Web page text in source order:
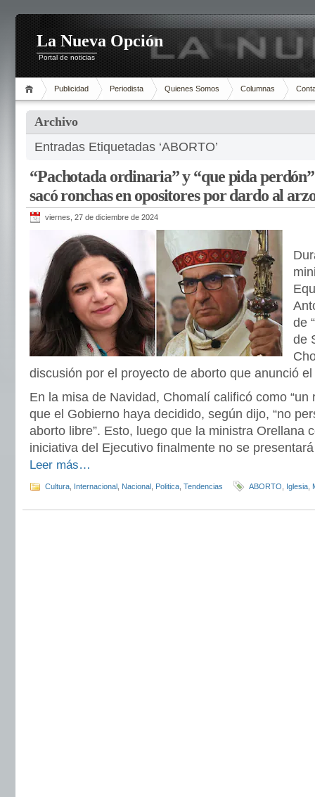
La Nueva Opción
Portal de noticias
Publicidad Periodista Quienes Somos Columnas
Archivo
Entradas Etiquetadas ‘ABORTO’
“Pachotada ordinaria” y “que pida
sacó ronchas en opositores por dardo al
viernes, 27 de diciembre de 2024
de
de
discusión por el proyecto de aborto que anunció
En la misa de Navidad, Chomalí calificó como “un
que el Gobierno haya decidido, según dijo, “no
aborto libre”. Esto, luego que la ministra Orellana
iniciativa del Ejecutivo finalmente no se
Leer más…
Cultura Internacional Nacional Politica Tendencias ABORTO Iglesia